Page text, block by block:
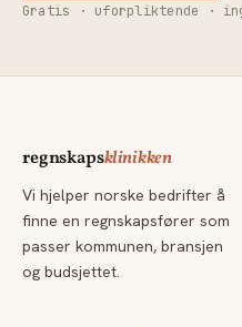
Gratis · uforpliktende ·
regnskapsklinikken
Vi hjelper norske bedrifter å
finne en regnskapsfører som
passer kommunen, bransjen
og budsjettet.